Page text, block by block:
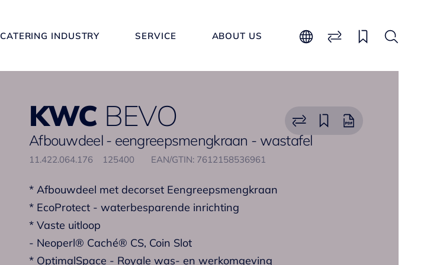
CATERING INDUSTRY SERVICE ABOUT US
KWC BEVO
Afbouwdeel - eengreepsmengkraan - wastafel
11.422.064.176 125400 EAN/GTIN: 7612158536961
* Afbouwdeel met decorset Eengreepsmengkraan
* EcoProtect - waterbesparende inrichting
* Vaste uitloop
- Neoperl® Caché® CS, Coin Slot
* OptimalSpace - Royale was- en werkomgeving